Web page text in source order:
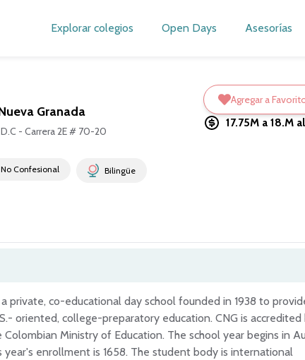
Explorar colegios Open Days Asesorías
Granada
- Carrera 2E # 70-20
Confesional Bilingüe
Agregar a
17.75M a 18.Mal
private, co-educational day school founded in 1938 to
oriented, college-preparatory education. CNG is accredited
Ministry of Education. The school year begins in
year's enrollment is 1658. The student body is international